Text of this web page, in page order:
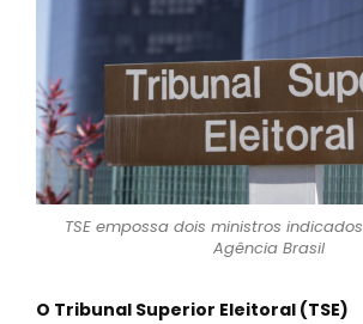
TSE empossa dois ministros
Agência Brasil
O Tribunal Superior Eleitoral (TSE)